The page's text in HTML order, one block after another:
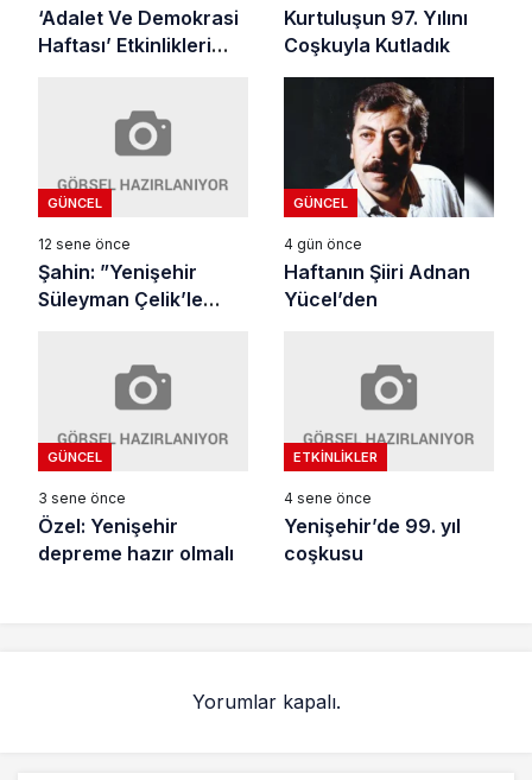
‘Adalet Ve Demokrasi
Haftası’ Etkinlikleri
Kurtuluşun 97. Yılını
Coşkuyla Kutladık
GÜNCEL
12 sene önce
Şahin: ”Yenişehir
Süleyman Çelik’le
GÜNCEL
4 gün önce
Haftanın Şiiri Adnan
Yücel’den
GÜNCEL
3 sene önce
Özel: Yenişehir
depreme hazır olmalı
ETKINLIKLER
4 sene önce
Yenişehir’de 99. yıl
coşkusu
Yorumlar kapalı.